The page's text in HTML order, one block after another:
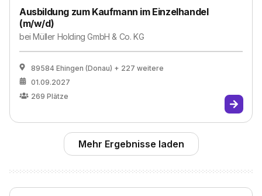
Ausbildung zum Kaufmann im Einzelhandel
(m/w/d)
beiMüller Holding GmbH & Co. KG
89584 Ehingen (Donau) + 227 weitere
01.09.2027
269 Plätze
Mehr Ergebnisse laden